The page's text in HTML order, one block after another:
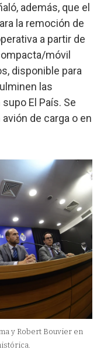
además, que el
la remoción de
a partir de
móvil
disponible para
las
El País. Se
de carga o en
y Robert Bouvier en